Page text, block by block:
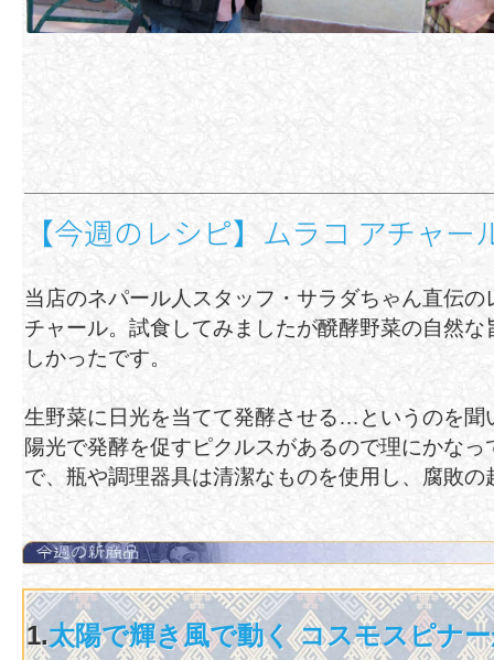
【今週のレシピ】ムラコ アチャー
当店のネパール人スタッフ・サラダちゃん直伝
チャール。試食してみましたが醗酵野菜の自然
しかったです。
生野菜に日光を当てて発酵させる…というのを
陽光で発酵を促すピクルスがあるので理にかな
で、瓶や調理器具は清潔なものを使用し、腐敗
1.太陽で輝き風で動く コスモスピナ